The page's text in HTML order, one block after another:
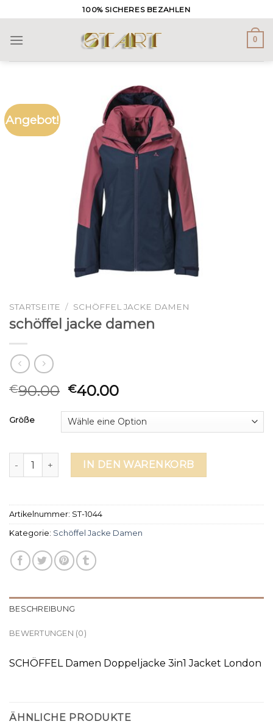
to
content
100% SICHERES BEZAHLEN
0
Angebot!
STARTSEITE / SCHÖFFEL JACKE DAMEN
schöffel jacke damen
€90.00 €40.00
Größe
schöffel jacke damen MengeIN DEN WARENKORB
Artikelnummer: ST-1044
Kategorie: Schöffel Jacke Damen
BESCHREIBUNG
BEWERTUNGEN (0)
SCHÖFFEL Damen Doppeljacke 3in1 Jacket London
ÄHNLICHE PRODUKTE